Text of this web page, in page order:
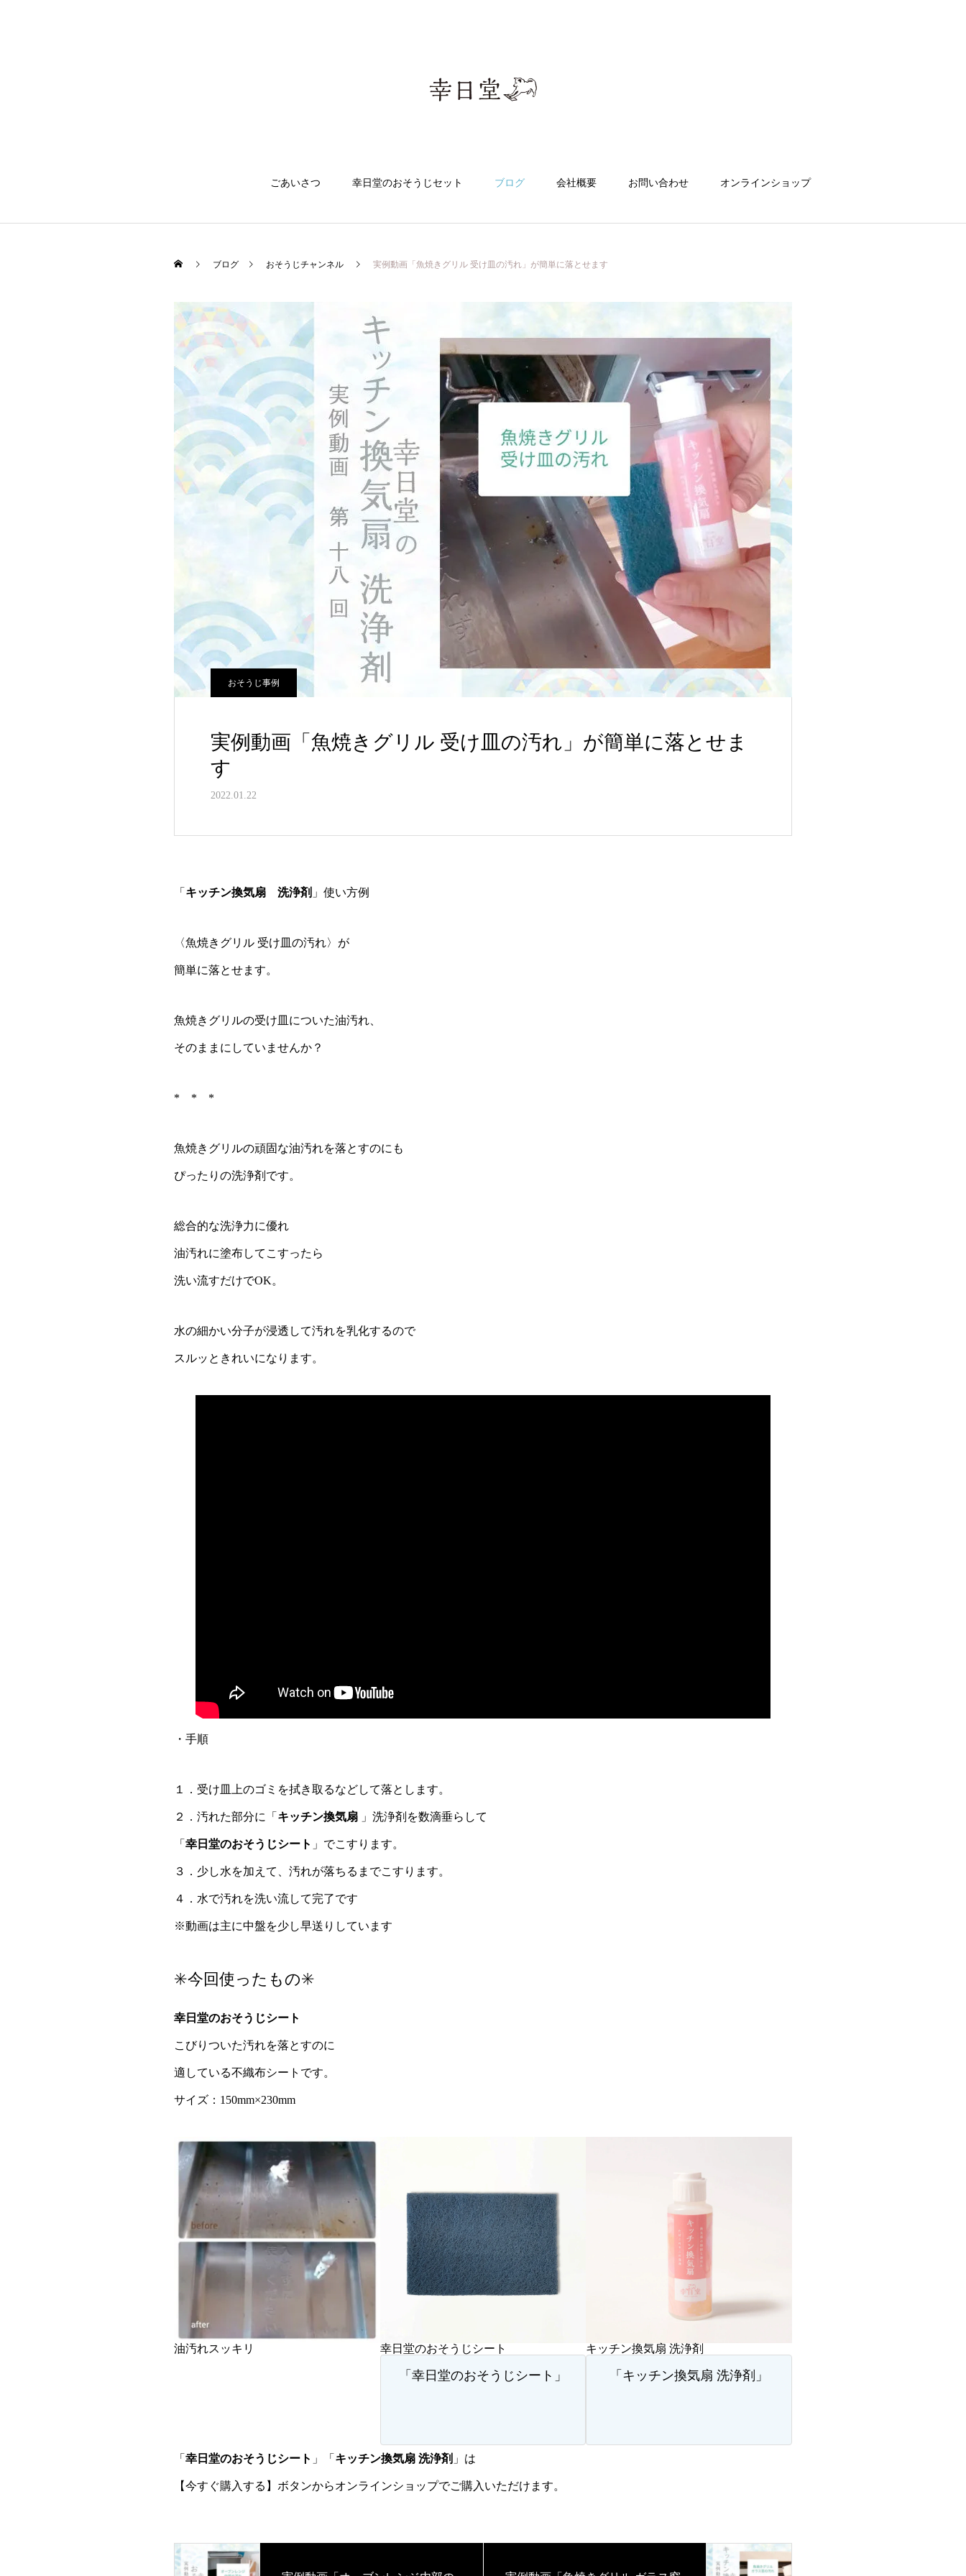
ごあいさつ 幸日堂のおそうじセット ブログ 会社概要 お問い合わせ オンラインショップ
ブログ おそうじチャンネル 実例動画「魚焼きグリル 受け皿の汚れ」が簡単に落とせます
おそうじ事例
実例動画「魚焼きグリル 受け皿の汚れ」が簡単に落とせま
す
2022.01.22
「 キッチン換気扇 洗浄剤 」使い方例
〈魚焼きグリル 受け皿の汚れ〉が
簡単に落とせます。
魚焼きグリルの受け皿についた油汚れ、
そのままにしていませんか？
* * *
魚焼きグリルの頑固な油汚れを落とすのにも
ぴったりの洗浄剤です。
総合的な洗浄力に優れ
油汚れに塗布してこすったら
洗い流すだけでOK。
水の細かい分子が浸透して汚れを乳化するので
スルッときれいになります。
・手順
１．受け皿上のゴミを拭き取るなどして落とします。
２．汚れた部分に「 キッチン換気扇 」洗浄剤を数滴垂らして
「 幸日堂のおそうじシート 」でこすります。
３．少し水を加えて、汚れが落ちるまでこすります。
４．水で汚れを洗い流して完了です
※動画は主に中盤を少し早送りしています
✳️今回使ったもの✳️
幸日堂のおそうじシート
こびりついた汚れを落とすのに
適している不織布シートです。
サイズ：150mm×230mm
油汚れスッキリ 幸日堂のおそうじシート キッチン換気扇 洗浄剤
「幸日堂のおそうじシート」 「キッチン換気扇 洗浄剤」
「 幸日堂のおそうじシート 」「 キッチン換気扇 洗浄剤 」は
【今すぐ購入する】ボタンからオンラインショップでご購入いただけます。